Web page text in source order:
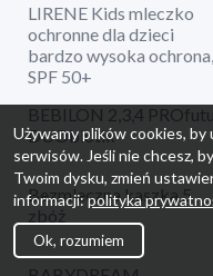
LIRENE Kids mleczko
ochronne dla dzieci
bardzo wysoka ochrona,
SPF 50+
BEBILON 2,3,4
DUObiotik
Bezmleczna kaszka 5
zbóż
Używamy plików cookies, by
serwisów. Jeśli nie chcesz,
Twoim dysku, zmień
informacji:polityka
Ok, rozumiem